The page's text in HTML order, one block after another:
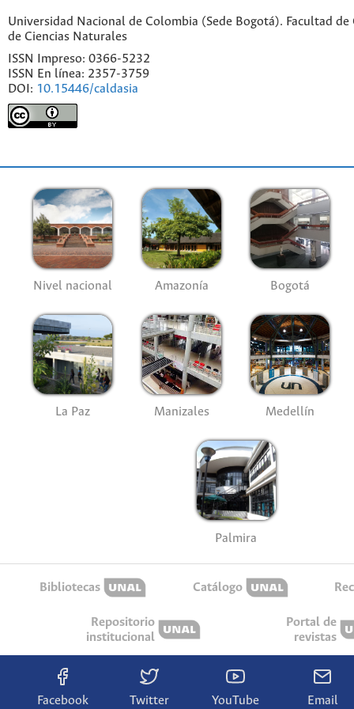
Universidad Nacional de Colombia (Sede Bogotá). Facultad
de Ciencias Naturales
ISSN Impreso: 0366-5232
ISSN En línea: 2357-3759
DOI: 10.15446/caldasia
Nivel nacional Amazonía Bogotá
La Paz Manizales Medellín
Palmira
Bibliotecas Catálogo
Repositorio
institucional
Portal de
revistas
Facebook Twitter YouTube Email